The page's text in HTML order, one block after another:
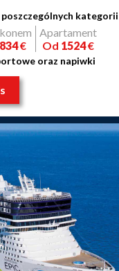
kategorii
834€
Apartament
Od 1524€
oraz napiwki